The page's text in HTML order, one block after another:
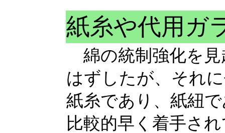
紙糸や代用ガ
綿の統制強化を見
はずしたが、それ
紙糸であり、紙紐
比較的早く着手さ